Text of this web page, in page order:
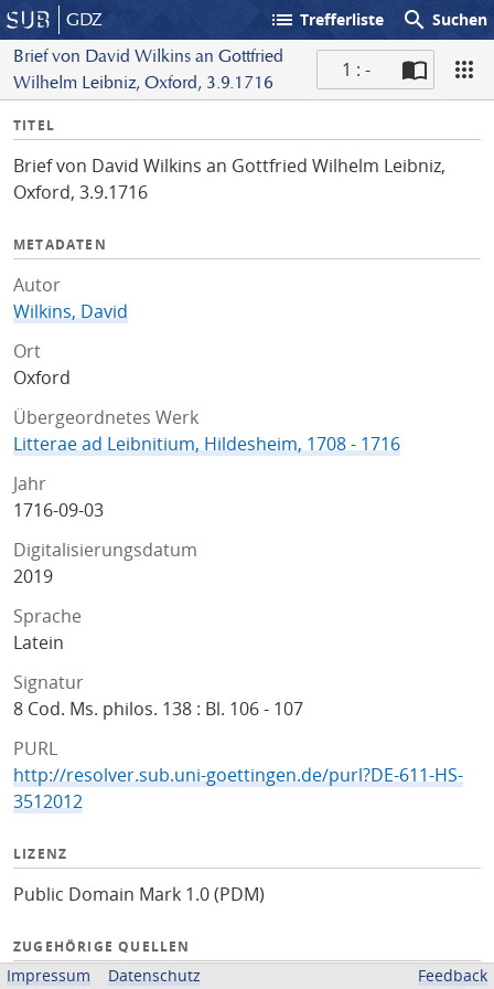
GDZ list Trefferliste search Suchen
Brief von David Wilkins an Gottfried
Wilhelm Leibniz, Oxford, 3.9.1716
1 : -
I
f
o
TITEL
Brief von David Wilkins an Gottfried Wilhelm Leibniz,
Oxford, 3.9.1716
METADATEN
Autor
Wilkins, David
Ort
Oxford
Übergeordnetes Werk
Litterae ad Leibnitium, Hildesheim, 1708 - 1716
Jahr
1716-09-03
Digitalisierungsdatum
2019
Sprache
Latein
Signatur
8 Cod. Ms. philos. 138 : Bl. 106 - 107
PURL
http://resolver.sub.uni-goettingen.de/purl?DE-611-HS-
3512012
LIZENZ
Public Domain Mark 1.0 (PDM)
ZUGEHÖRIGE QUELLEN
Impressum Datenschutz Feedback